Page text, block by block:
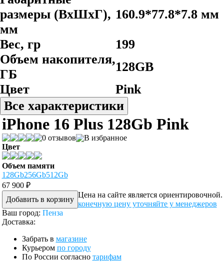
размеры (ВхШхГ),
мм
160.9*77.8*7.8 мм
Вес, гр
199
Объем накопителя,
ГБ
128GB
Цвет
Pink
Все характеристики
iPhone 16 Plus 128Gb Pink
0 отзывов
В избранное
Цвет
Объем памяти
128Gb256Gb512Gb
67 900 ₽
Добавить в корзину
Цена на сайте является ориентировочной.
конечную цену уточняйте у менеджеров
Ваш город: Пенза
Доставка:
Забрать в магазине
Курьером по городу
По России согласно тарифам